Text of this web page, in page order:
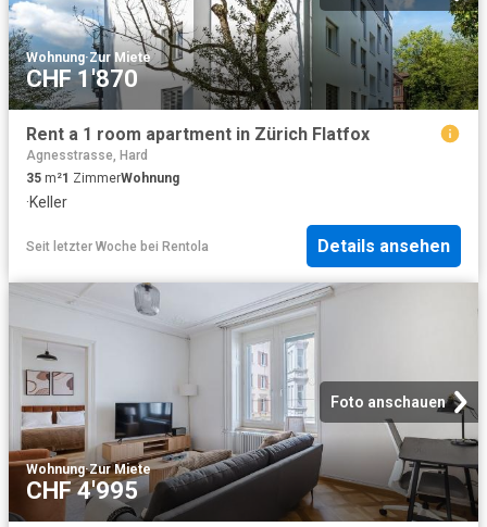
Wohnung·Zur Miete
CHF 1'870
Rent a 1 room apartment in Zürich Flatfox
Agnesstrasse, Hard
35 m²1 ZimmerWohnung
·Keller
Seit letzter Woche bei Rentola Details ansehen
Foto anschauen
Wohnung·Zur Miete
CHF 4'995